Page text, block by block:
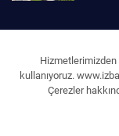
İZBAŞ İZMİR
kullanıyoruz.
Çerezler